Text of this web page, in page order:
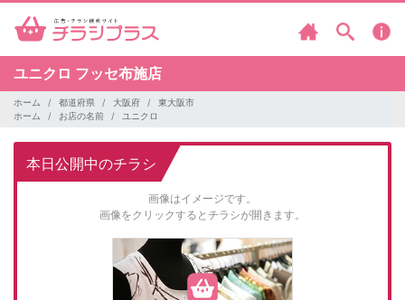
ユニクロ フッセ布施店
ホーム 都道府県 大阪府
東大阪市
ホーム
お店の名前 ユニクロ
本日公開中のチラシ
画像はイメージです。
画像をクリックするとチラシが開きます。